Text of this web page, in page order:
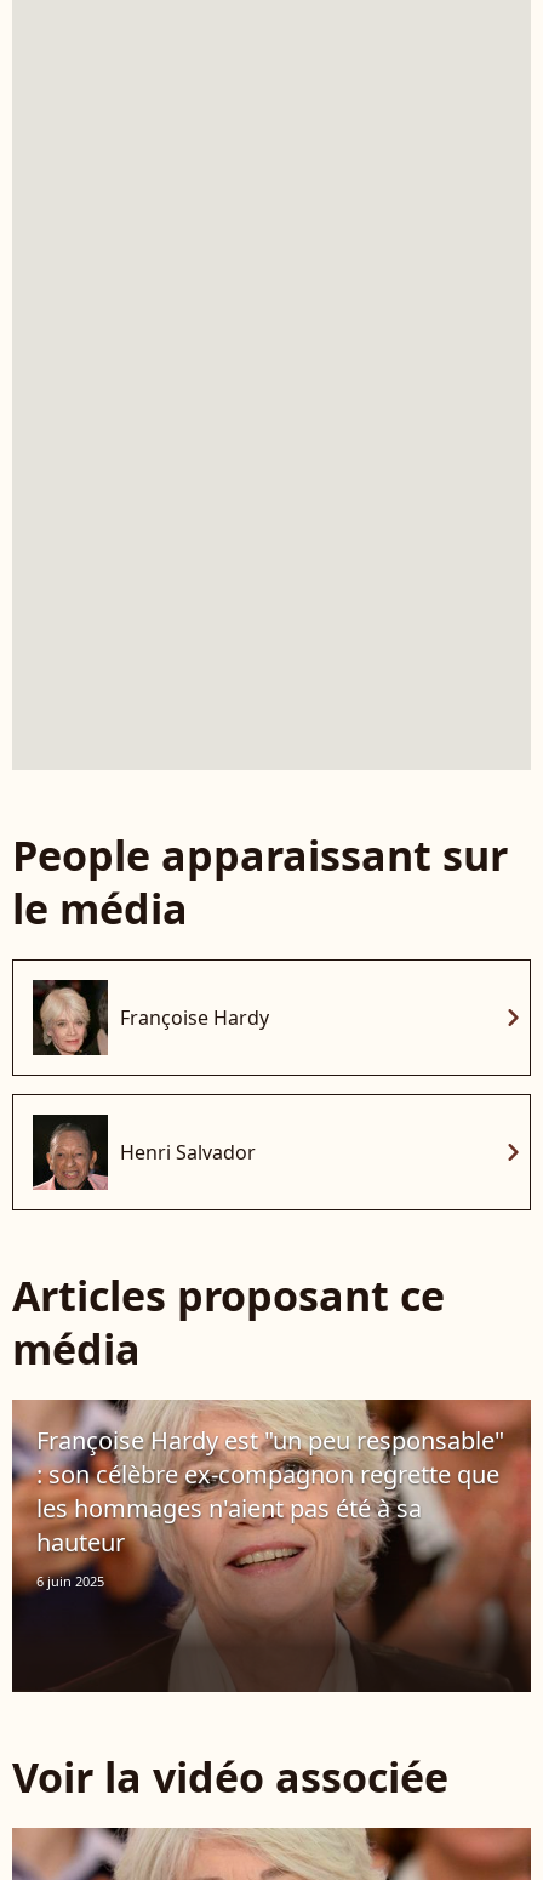
People apparaissant sur
le média
Françoise Hardy chevron_right
Henri Salvador chevron_right
Articles proposant ce
média
Françoise Hardy est "un peu responsable"
: son célèbre ex-compagnon regrette que
les hommages n'aient pas été à sa
hauteur
6 juin 2025
Voir la vidéo associée